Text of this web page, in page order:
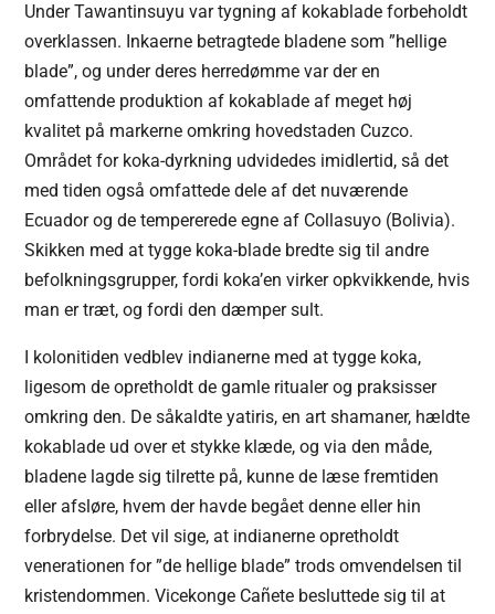
Under Tawantinsuyu var tygning af kokablade forbeholdt
overklassen. Inkaerne betragtede bladene som ”hellige
blade”, og under deres herredømme var der en
omfattende produktion af kokablade af meget høj
kvalitet på markerne omkring hovedstaden Cuzco.
Området for koka-dyrkning udvidedes imidlertid, så det
med tiden også omfattede dele af det nuværende
Ecuador og de tempererede egne af Collasuyo (Bolivia).
Skikken med at tygge koka-blade bredte sig til andre
befolkningsgrupper, fordi koka’en virker opkvikkende, hvis
man er træt, og fordi den dæmper sult.
I kolonitiden vedblev indianerne med at tygge koka,
ligesom de opretholdt de gamle ritualer og praksisser
omkring den. De såkaldte yatiris, en art shamaner, hældte
kokablade ud over et stykke klæde, og via den måde,
bladene lagde sig tilrette på, kunne de læse fremtiden
eller afsløre, hvem der havde begået denne eller hin
forbrydelse. Det vil sige, at indianerne opretholdt
venerationen for ”de hellige blade” trods omvendelsen til
kristendommen. Vicekonge Cañete besluttede sig til at